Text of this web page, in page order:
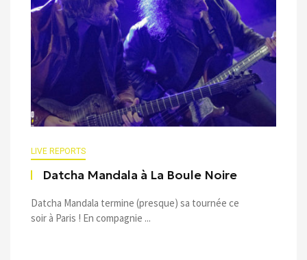
LIVE REPORTS
Datcha Mandala à La Boule Noire
Datcha Mandala termine (presque) sa tournée ce
soir à Paris ! En compagnie ...